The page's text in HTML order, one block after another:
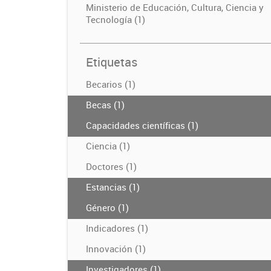
Ministerio de Educación, Cultura, Ciencia y
Tecnología (1)
Etiquetas
Becarios (1)
Becas (1)
Capacidades científicas (1)
Ciencia (1)
Doctores (1)
Estancias (1)
Género (1)
Indicadores (1)
Innovación (1)